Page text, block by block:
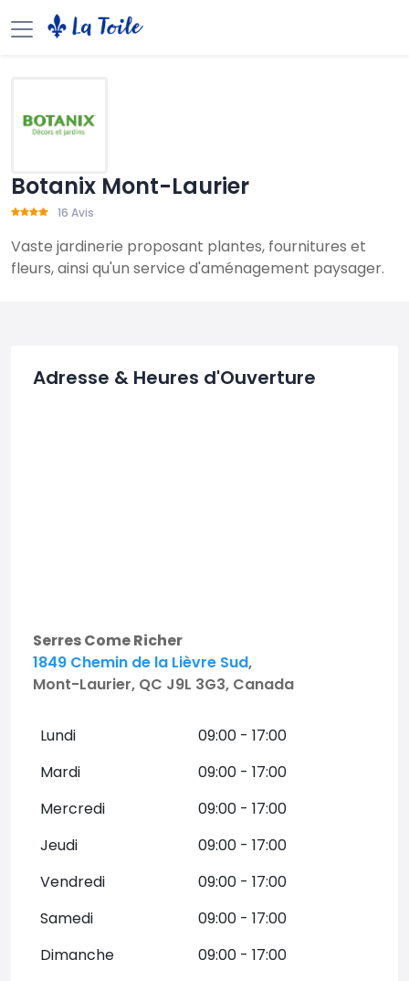
Botanix Mont-Laurier
16 Avis
Vaste jardinerie proposant plantes, fournitures et
fleurs, ainsi qu'un service d'aménagement paysager.
Adresse & Heures d'Ouverture
Serres Come Richer
1849 Chemin de la Lièvre Sud,
Mont-Laurier, QC J9L 3G3, Canada
Lundi
09:00 - 17:00
Mardi
09:00 - 17:00
Mercredi
09:00 - 17:00
Jeudi
09:00 - 17:00
Vendredi
09:00 - 17:00
Samedi
09:00 - 17:00
Dimanche
09:00 - 17:00